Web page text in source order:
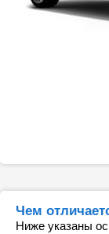
Чем
Ниже указаны